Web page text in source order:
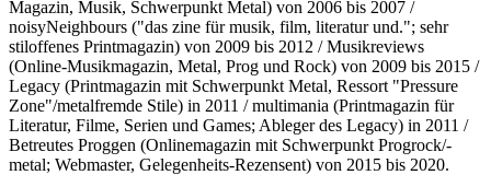
Magazin, Musik, Schwerpunkt Metal) von 2006 bis 2007 /
noisyNeighbours ("das zine für musik, film, literatur und."; sehr
stiloffenes Printmagazin) von 2009 bis 2012 / Musikreviews
(Online-Musikmagazin, Metal, Prog und Rock) von 2009 bis 2015 /
Legacy (Printmagazin mit Schwerpunkt Metal, Ressort "Pressure
Zone"/metalfremde Stile) in 2011 / multimania (Printmagazin für
Literatur, Filme, Serien und Games; Ableger des Legacy) in 2011 /
Betreutes Proggen (Onlinemagazin mit Schwerpunkt Progrock/-
metal; Webmaster, Gelegenheits-Rezensent) von 2015 bis 2020.